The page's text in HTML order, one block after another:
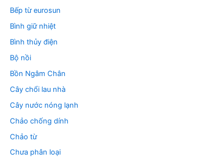
Bếp từ eurosun
Bình giữ nhiệt
Bình thủy điện
Bộ nồi
Bồn Ngâm Chân
Cây chổi lau nhà
Cây nước nóng lạnh
Chảo chống dính
Chảo từ
Chưa phân loại